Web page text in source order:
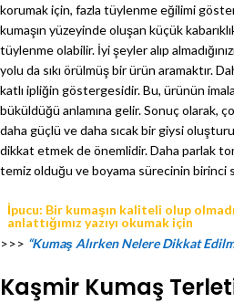
korumak için, fazla tüylenme eğilimi
kumaşın yüzeyinde oluşan küçük
tüylenme olabilir. İyi şeyler alıp
yolu da sıkı örülmüş bir ürün aramaktır.
katlı ipliğin göstergesidir. Bu, ürünün
büküldüğü anlamına gelir. Sonuç olarak,
daha güçlü ve daha sıcak bir giysi
dikkat etmek de önemlidir. Daha parlak
temiz olduğu ve boyama sürecinin birinci
İpucu: Bir kumaşın kaliteli olup
anlattığımız yazıyı okumak için
>>> “Kumaş Alırken Nelere Dikkat
Kaşmir Kumaş